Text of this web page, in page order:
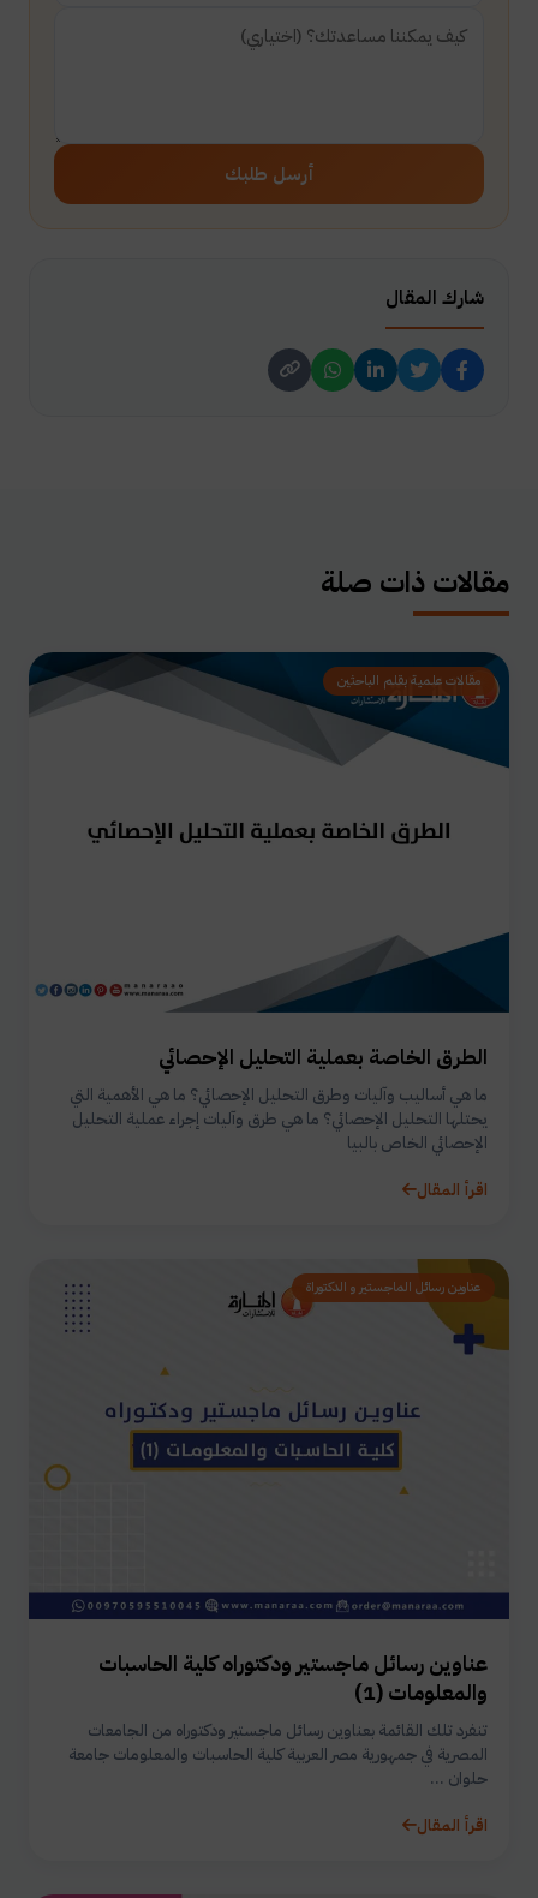
أرسل طلبك
شارك المقال
مقالات ذات صلة
مقالات علمية بقلم الباحثين
الطرق الخاصة بعملية التحليل الإحصائي
ما هي أساليب وآليات وطرق التحليل الإحصائي؟ ما هي الأهمية التي
يحتلها التحليل الإحصائي؟ ما هي طرق وآليات إجراء عملية التحليل
الإحصائي الخاص بالبيا
اقرأ المقال
عناوين رسائل الماجستير و الدكتوراة
عناوين رسائل ماجستير ودكتوراه كلية الحاسبات
والمعلومات (1)
تنفرد تلك القائمة بعناوين رسائل ماجستير ودكتوراه من الجامعات
المصرية في جمهورية مصر العربية كلية الحاسبات والمعلومات جامعة
حلوان ...
اقرأ المقال